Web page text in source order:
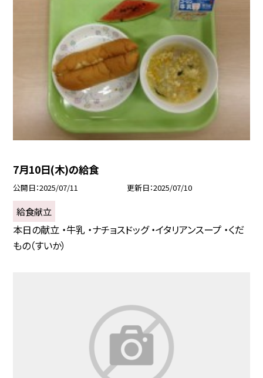
7月10日(木)の給食
公開日 2025/07/11 更新日 2025/07/10
給食献立
本日の献立 ・牛乳 ・ナチョスドッグ ・イタリアンスープ ・くだ
もの（すいか）